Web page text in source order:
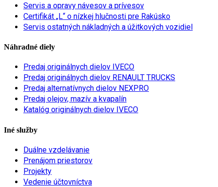
Servis a opravy návesov a prívesov
Certifikát „L“ o nízkej hlučnosti pre Rakúsko
Servis ostatných nákladných a úžitkových vozidiel
Náhradné diely
Predaj originálnych dielov IVECO
Predaj originálnych dielov RENAULT TRUCKS
Predaj alternatívnych dielov NEXPRO
Predaj olejov, mazív a kvapalín
Katalóg originálnych dielov IVECO
Iné služby
Duálne vzdelávanie
Prenájom priestorov
Projekty
Vedenie účtovníctva